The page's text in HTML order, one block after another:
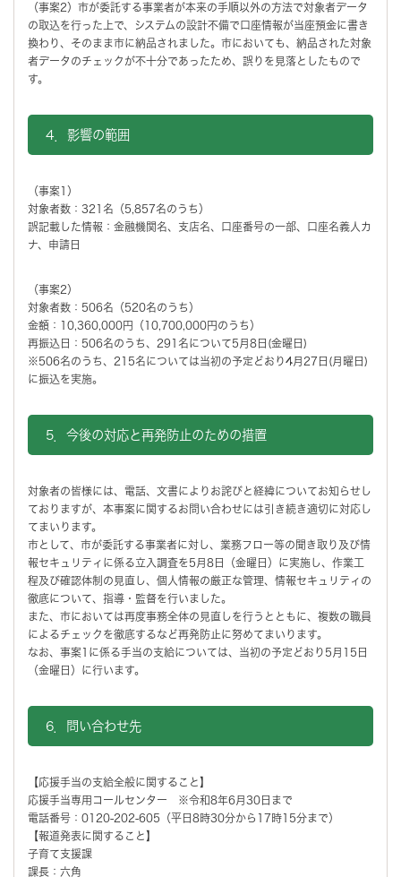
（事案2）市が委託する事業者が本来の手順以外の方法で対象者データ
の取込を行った上で、システムの設計不備で口座情報が当座預金に書き
換わり、そのまま市に納品されました。市においても、納品された対象
者データのチェックが不十分であったため、誤りを見落としたもので
す。
4．影響の範囲
（事案1）
対象者数：321名（5,857名のうち）
誤記載した情報：金融機関名、支店名、口座番号の一部、口座名義人カ
ナ、申請日
（事案2）
対象者数：506名（520名のうち）
金額：10,360,000円（10,700,000円のうち）
再振込日：506名のうち、291名について5月8日(金曜日)
※506名のうち、215名については当初の予定どおり4月27日(月曜日)
に振込を実施。
5．今後の対応と再発防止のための措置
対象者の皆様には、電話、文書によりお詫びと経緯についてお知らせし
ておりますが、本事案に関するお問い合わせには引き続き適切に対応し
てまいります。
市として、市が委託する事業者に対し、業務フロー等の聞き取り及び情
報セキュリティに係る立入調査を5月8日（金曜日）に実施し、作業工
程及び確認体制の見直し、個人情報の厳正な管理、情報セキュリティの
徹底について、指導・監督を行いました。
また、市においては再度事務全体の見直しを行うとともに、複数の職員
によるチェックを徹底するなど再発防止に努めてまいります。
なお、事案1に係る手当の支給については、当初の予定どおり5月15日
（金曜日）に行います。
6．問い合わせ先
【応援手当の支給全般に関すること】
応援手当専用コールセンター ※令和8年6月30日まで
電話番号：0120-202-605（平日8時30分から17時15分まで）
【報道発表に関すること】
子育て支援課
課長：六角